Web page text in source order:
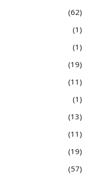
62
1
1
19
11
1
13
11
19
57